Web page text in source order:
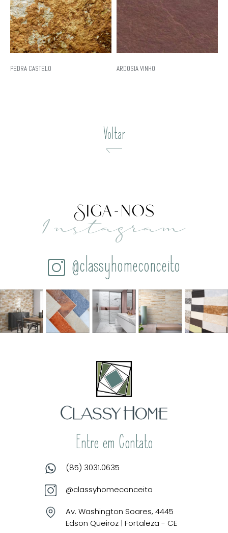
PEDRA CASTELO ARDOSIA VINHO
Voltar
Siga-nos
Instagram
@classyhomeconceito
Entre em Contato
(85) 3031.0635
@classyhomeconceito
Av. Washington Soares, 4445
Edson Queiroz | Fortaleza - CE